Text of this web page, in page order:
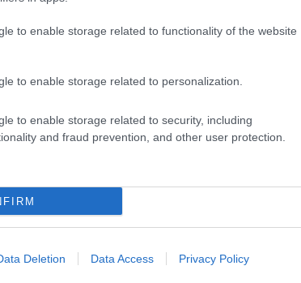
to enable storage related to functionality of the website
to enable storage related to personalization.
to enable storage related to security, including
and fraud prevention, and other user protection.
Deletion Data Access Privacy Policy